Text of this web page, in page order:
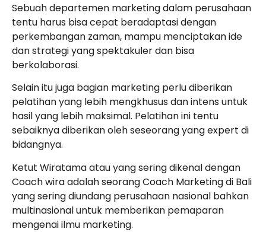
Sebuah departemen marketing dalam perusahaan
tentu harus bisa cepat beradaptasi dengan
perkembangan zaman, mampu menciptakan ide
dan strategi yang spektakuler dan bisa
berkolaborasi.
Selain itu juga bagian marketing perlu diberikan
pelatihan yang lebih mengkhusus dan intens untuk
hasil yang lebih maksimal. Pelatihan ini tentu
sebaiknya diberikan oleh seseorang yang expert di
bidangnya.
Ketut Wiratama atau yang sering dikenal dengan
Coach wira adalah seorang Coach Marketing di Bali
yang sering diundang perusahaan nasional bahkan
multinasional untuk memberikan pemaparan
mengenai ilmu marketing.